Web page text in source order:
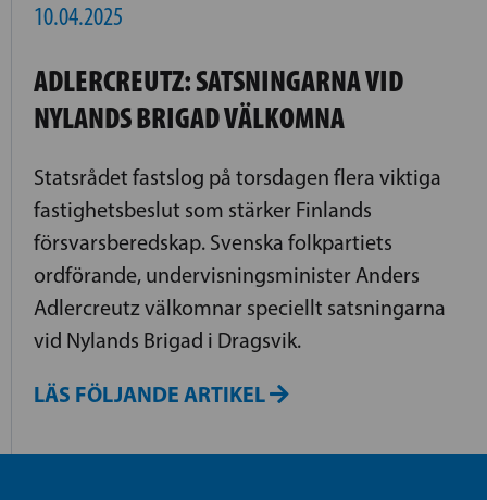
10.04.2025
ADLERCREUTZ: SATSNINGARNA VID
NYLANDS BRIGAD VÄLKOMNA
Statsrådet fastslog på torsdagen flera viktiga
fastighetsbeslut som stärker Finlands
försvarsberedskap. Svenska folkpartiets
ordförande, undervisningsminister Anders
Adlercreutz välkomnar speciellt satsningarna
vid Nylands Brigad i Dragsvik.
LÄS FÖLJANDE ARTIKEL